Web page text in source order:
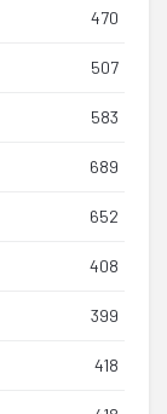
470
507
583
689
652
408
399
418